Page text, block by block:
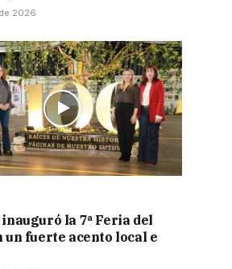
2026
la 7ª Feria del
un fuerte acento local e